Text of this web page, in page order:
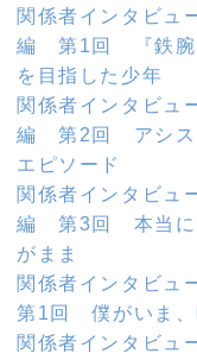
関係者インタビ
編 第1回 『鉄腕
を目指した少年
関係者インタビ
編 第2回 アシス
エピソード
関係者インタビ
編 第3回 本当に
がまま
関係者インタビ
第1回 僕がいま、
関係者インタビ